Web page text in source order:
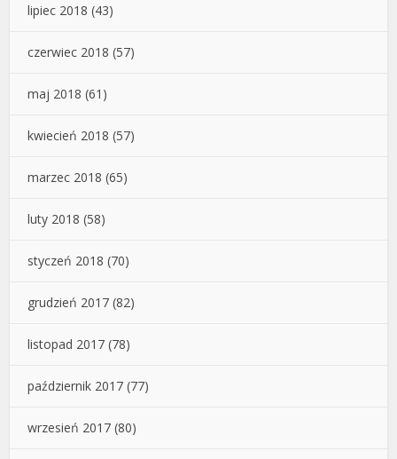
lipiec 2018 (43)
czerwiec 2018 (57)
maj 2018 (61)
kwiecień 2018 (57)
marzec 2018 (65)
luty 2018 (58)
styczeń 2018 (70)
grudzień 2017 (82)
listopad 2017 (78)
październik 2017 (77)
wrzesień 2017 (80)